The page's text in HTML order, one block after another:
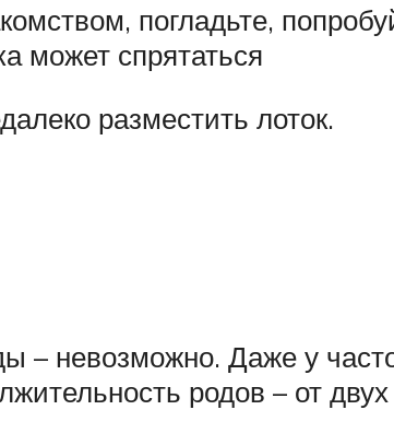
погладьте,
может спрятаться
разместить лоток.
– невозможно. Даже у
родов – от